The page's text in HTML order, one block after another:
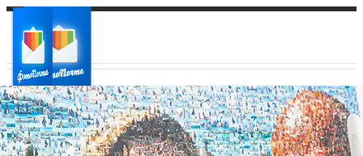
Ваш город: